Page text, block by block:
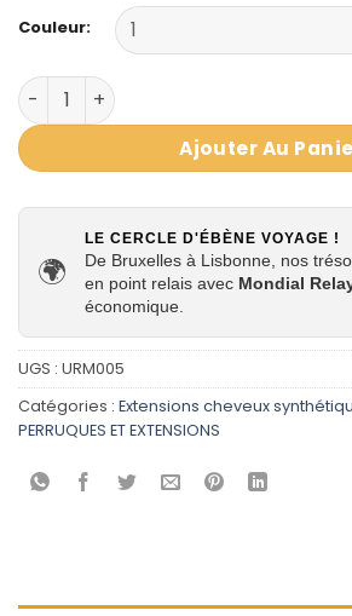
Couleur:
quantité de Mèches Urban Hi
Ajouter Au
🌍
LE CERCLE D'ÉBÈNE VOYAGE !
De Bruxelles à Lisbonne, nos
en point relais avec Mondial
économique.
UGS : URM005
Catégories : Extensions cheveux
PERRUQUES ET EXTENSIONS